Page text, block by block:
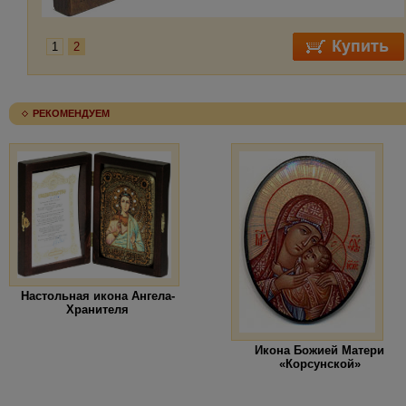
1 2
РЕКОМЕНДУЕМ
Настольная икона Ангела-
Хранителя
Икона Божией Матери
«Корсунской»